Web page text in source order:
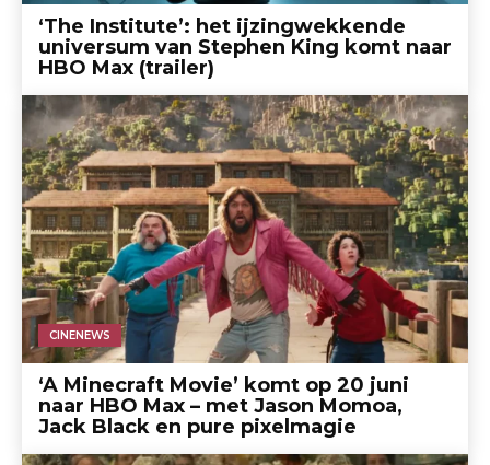
‘The Institute’: het ijzingwekkende
universum van Stephen King komt naar
HBO Max (trailer)
CINENEWS
‘A Minecraft Movie’ komt op 20 juni
naar HBO Max – met Jason Momoa,
Jack Black en pure pixelmagie